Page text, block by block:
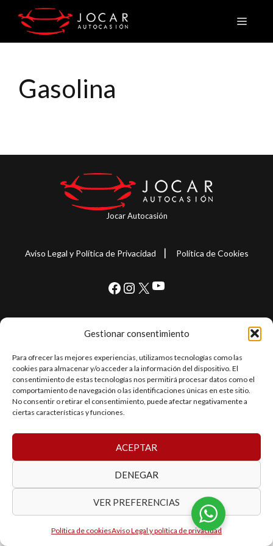
Gestionar consentimiento
Para ofrecer las mejores experiencias, utilizamos tecnologías como las
cookies para almacenar y/o acceder a la información del dispositivo. El
consentimiento de estas tecnologías nos permitirá procesar datos como el
comportamiento de navegación o las identificaciones únicas en este sitio.
No consentir o retirar el consentimiento, puede afectar negativamente a
ciertas características y funciones.
ACEPTAR
DENEGAR
VER PREFERENCIAS
Política de cookiesAviso Legal y política de privacidad
contenido
Menú
Gasolina
Jocar Autocasión
Aviso Legal y Política de Privacidad | Política de Cookies
Facebook
Instagram
X YouTube
© 2026 Jocar Autocasión. Desarrollo realizado por
Internet